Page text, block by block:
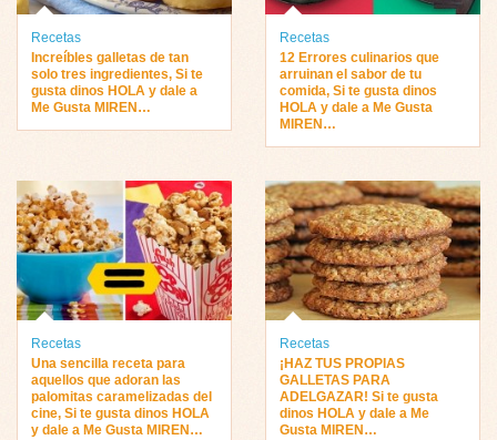
Recetas
Increíbles galletas de tan
solo tres ingredientes, Si te
gusta dinos HOLA y dale a
Me Gusta MIREN…
Recetas
12 Errores culinarios que
arruinan el sabor de tu
comida, Si te gusta dinos
HOLA y dale a Me Gusta
MIREN…
Recetas
Una sencilla receta para
aquellos que adoran las
palomitas caramelizadas del
cine, Si te gusta dinos HOLA
y dale a Me Gusta MIREN…
Recetas
¡HAZ TUS PROPIAS
GALLETAS PARA
ADELGAZAR! Si te gusta
dinos HOLA y dale a Me
Gusta MIREN…